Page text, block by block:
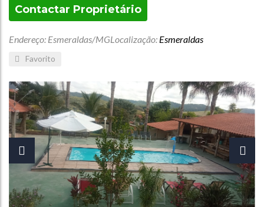
Contactar Proprietário
Endereço: Esmeraldas/MGLocalização: Esmeraldas
Favorito